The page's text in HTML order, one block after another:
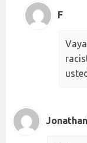
F